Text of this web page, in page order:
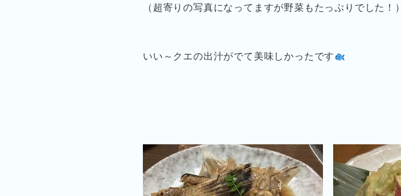
（超寄りの写真になってますが野菜もたっぷりでした！）
いい～クエの出汁がでて美味しかったです